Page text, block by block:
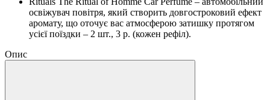
освіжувач повітря, який створить довгостроковий ефект
аромату, що оточує вас атмосферою затишку протягом
усієї поїздки – 2 шт., 3 р. (кожен рефіл).
Опис